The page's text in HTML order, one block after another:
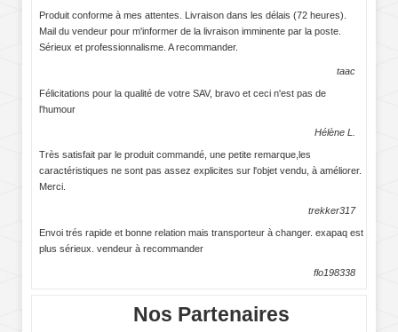
Produit conforme à mes attentes. Livraison dans les délais (72 heures).
Mail du vendeur pour m'informer de la livraison imminente par la poste.
Sérieux et professionnalisme. A recommander.
taac
Félicitations pour la qualité de votre SAV, bravo et ceci n'est pas de
l'humour
Hélène L.
Très satisfait par le produit commandé, une petite remarque,les
caractéristiques ne sont pas assez explicites sur l'objet vendu, à améliorer.
Merci.
trekker317
Envoi trés rapide et bonne relation mais transporteur à changer. exapaq est
plus sérieux. vendeur à recommander
flo198338
Nos Partenaires